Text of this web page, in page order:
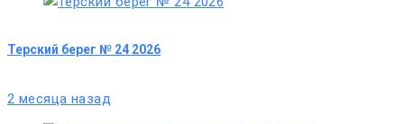
Терский берег № 24 2026
2 месяца назад